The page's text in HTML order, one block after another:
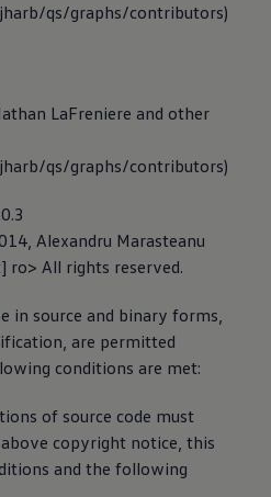
qs/graphs/contributors)
LaFreniere and other
qs/graphs/contributors)
Alexandru Marasteanu
ro> All rights reserved.
in source and binary forms,
are permitted
conditions are met:
of source code must
copyright notice, this
and the following